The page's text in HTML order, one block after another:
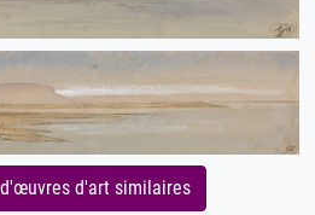
d'art similaires